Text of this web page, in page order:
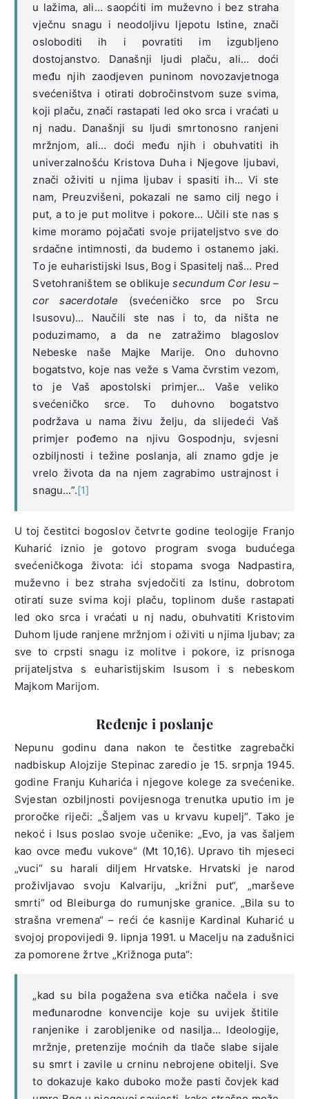
u lažima, ali… saopćiti im muževno i bez straha
vječnu snagu i neodoljivu ljepotu Istine, znači
osloboditi ih i povratiti im izgubljeno
dostojanstvo. Današnji ljudi plaču, ali… doći
među njih zaodjeven puninom novozavjetnoga
svećeništva i otirati dobročinstvom suze svima,
koji plaču, znači rastapati led oko srca i vraćati u
nj nadu. Današnji su ljudi smrtonosno ranjeni
mržnjom, ali… doći među njih i obuhvatiti ih
univerzalnošću Kristova Duha i Njegove ljubavi,
znači oživiti u njima ljubav i spasiti ih… Vi ste
nam, Preuzvišeni, pokazali ne samo cilj nego i
put, a to je put molitve i pokore… Učili ste nas s
kime moramo pojačati svoje prijateljstvo sve do
srdačne intimnosti, da budemo i ostanemo jaki.
To je euharistijski Isus, Bog i Spasitelj naš… Pred
Svetohraništem se oblikujesecundum Cor Iesu –
cor sacerdotale (svećeničko srce po Srcu
Isusovu)… Naučili ste nas i to, da ništa ne
poduzimamo, a da ne zatražimo blagoslov
Nebeske naše Majke Marije. Ono duhovno
bogatstvo, koje nas veže s Vama čvrstim vezom,
to je Vaš apostolski primjer… Vaše veliko
svećeničko srce. To duhovno bogatstvo
podržava u nama živu želju, da slijedeći Vaš
primjer pođemo na njivu Gospodnju, svjesni
ozbiljnosti i težine poslanja, ali znamo gdje je
vrelo života da na njem zagrabimo ustrajnost i
snagu…”.[1]
U toj čestitci bogoslov četvrte godine teologije Franjo
Kuharić iznio je gotovo program svoga budućega
svećeničkoga života: ići stopama svoga Nadpastira,
muževno i bez straha svjedočiti za Istinu, dobrotom
otirati suze svima koji plaču, toplinom duše rastapati
led oko srca i vraćati u nj nadu, obuhvatiti Kristovim
Duhom ljude ranjene mržnjom i oživiti u njima ljubav; za
sve to crpsti snagu iz molitve i pokore, iz prisnoga
prijateljstva s euharistijskim Isusom i s nebeskom
Majkom Marijom.
Ređenje i poslanje
Nepunu godinu dana nakon te čestitke zagrebački
nadbiskup Alojzije Stepinac zaredio je 15. srpnja 1945.
godine Franju Kuharića i njegove kolege za svećenike.
Svjestan ozbiljnosti povijesnoga trenutka uputio im je
proročke riječi: „Šaljem vas u krvavu kupelj“. Tako je
nekoć i Isus poslao svoje učenike: „Evo, ja vas šaljem
kao ovce među vukove“ (Mt 10,16). Upravo tih mjeseci
„vuci“ su harali diljem Hrvatske. Hrvatski je narod
proživljavao svoju Kalvariju, „križni put“, „marševe
smrti“ od Bleiburga do rumunjske granice. „Bila su to
strašna vremena“ – reći će kasnije Kardinal Kuharić u
svojoj propovijedi 9. lipnja 1991. u Macelju na zadušnici
za pomorene žrtve „Križnoga puta“:
„kad su bila pogažena sva etička načela i sve
međunarodne konvencije koje su uvijek štitile
ranjenike i zarobljenike od nasilja… Ideologije,
mržnje, pretenzije moćnih da tlače slabe sijale
su smrt i zavile u crninu nebrojene obitelji. Sve
to dokazuje kako duboko može pasti čovjek kad